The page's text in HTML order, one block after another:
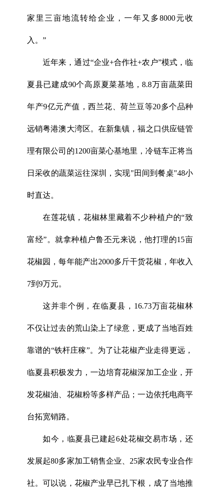
家里三亩地流转给企业，一年又多8000元收
入。”
近年来，通过“企业+合作社+农户”模式，临
夏县已建成90个高原夏菜基地，8.8万亩蔬菜田
年产9亿元产值，西兰花、荷兰豆等20多个品种
远销粤港澳大湾区。在新集镇，福之口供应链管
理有限公司的1200亩菜心基地里，冷链车正将当
日采收的蔬菜运往深圳，实现"田间到餐桌"48小
时直达。
在莲花镇，花椒林里藏着不少种植户的“致
富经”。就拿种植户鲁丕元来说，他打理的15亩
花椒园，每年能产出2000多斤干货花椒，年收入
7到9万元。
这并非个例，在临夏县，16.73万亩花椒林
不仅让过去的荒山染上了绿意，更成了当地百姓
靠谱的“铁杆庄稼”。为了让花椒产业走得更远，
临夏县积极发力，一边培育花椒深加工企业，开
发花椒油、花椒粉等多样产品；一边依托电商平
台拓宽销路。
如今，临夏县已建起6处花椒交易市场，还
发展起80多家加工销售企业、25家农民专业合作
社。可以说，花椒产业早已扎下根，成了当地推